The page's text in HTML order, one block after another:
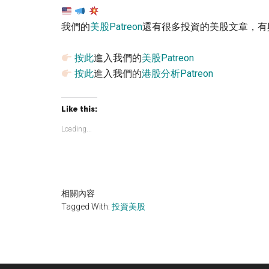
我們的美股Patreon還有很多投資的美股文章，有
按此進入我們的美股Patreon
按此進入我們的港股分析Patreon
Like this:
Loading...
相關內容
Tagged With: 投資美股